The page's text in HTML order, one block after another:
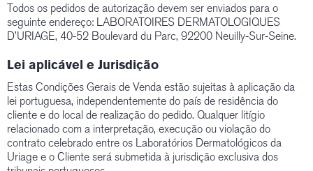
Todos os pedidos de autorização devem ser enviados para o
seguinte endereço: LABORATOIRES DERMATOLOGIQUES
D’URIAGE, 40-52 Boulevard du Parc, 92200 Neuilly-Sur-Seine.
Lei aplicável e Jurisdição
Estas Condições Gerais de Venda estão sujeitas à aplicação da
lei portuguesa, independentemente do país de residência do
cliente e do local de realização do pedido. Qualquer litígio
relacionado com a interpretação, execução ou violação do
contrato celebrado entre os Laboratórios Dermatológicos da
Uriage e o Cliente será submetida à jurisdição exclusiva dos